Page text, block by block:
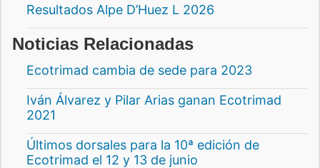
Resultados Alpe D’Huez L 2026
Noticias Relacionadas
Ecotrimad cambia de sede para 2023
Iván Álvarez y Pilar Arias ganan Ecotrimad
2021
Últimos dorsales para la 10ª edición de
Ecotrimad el 12 y 13 de junio